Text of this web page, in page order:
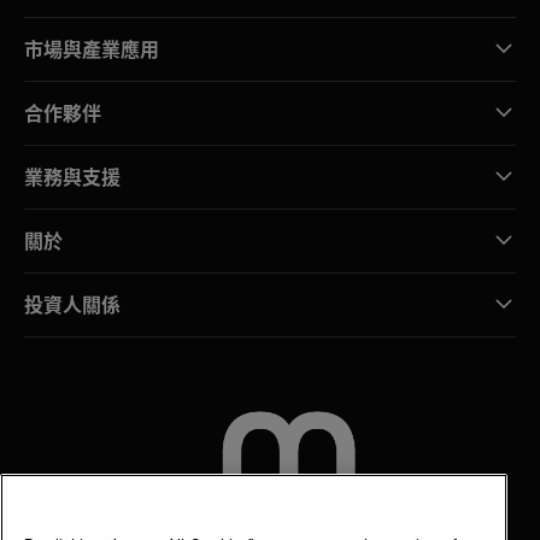
市場與產業應用
合作夥伴
業務與支援
關於
投資人關係